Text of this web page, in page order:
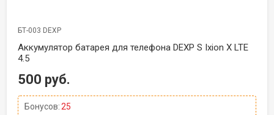
БТ-003 DEXP
Аккумулятор батарея для телефона DEXP S Ixion X LTE
4.5
500 руб.
Бонусов:25